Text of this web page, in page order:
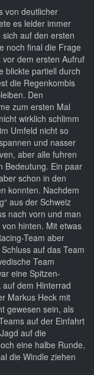
von deutlicher
es leider immer
auf den ersten
noch final die Frage
dem ersten Aufruf
blickte partiell durch
die Regenkombis
Den
zum ersten Mal
wirklich schlimm
Umfeld nicht so
und nasser
aber alle fuhren
Bedeutung. Ein paar
schon in den
konnten. Nachdem
aus der Schweiz
nach vorn und man
hinten. Mit etwas
Team aber
auf das Team
Team
eine Spitzen-
dem Hinterrad
Markus Heck mit
gewesen sein, als
auf der Einfahrt
auf die
eine halbe Runde,
die Windle ziehen